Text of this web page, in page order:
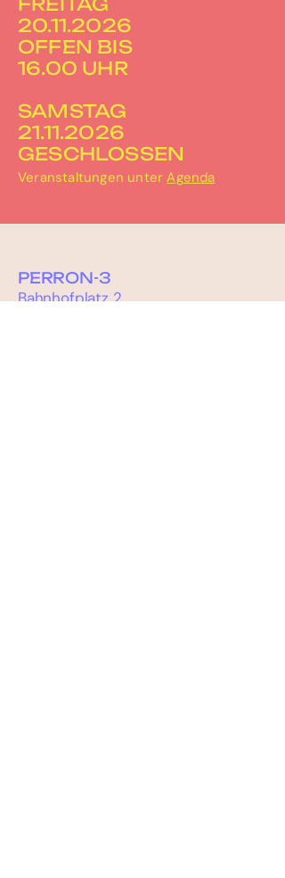
20.11.2026
OFFEN BIS
16.00 UHR
SAMSTAG
21.11.2026
GESCHLOSSEN
Veranstaltungen unterAgenda
PERRON-3
Bahnhofplatz 2